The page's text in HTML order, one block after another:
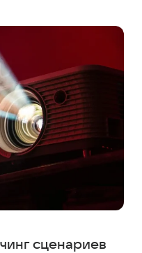
сценариев